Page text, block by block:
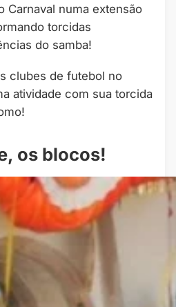
Carnaval numa extensão
torcidas
do samba!
clubes de futebol no
atividade com sua torcida
os blocos!